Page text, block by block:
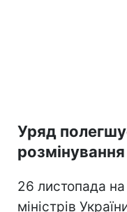
Уряд
26 листопада на
міністрів